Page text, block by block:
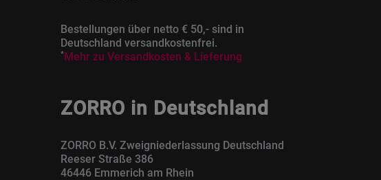
Bestellungen über netto € 50,- sind in
Deutschland versandkostenfrei.
*Mehr zu Versandkosten & Lieferung
ZORRO in Deutschland
ZORRO B.V. Zweigniederlassung Deutschland
Reeser Straße 386
46446 Emmerich am Rhein